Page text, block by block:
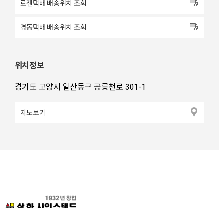
로젠택배 배송위치 조회
경동택배 배송위치 조회
위치정보
경기도 고양시 일산동구 공릉천로 301-1
지도보기